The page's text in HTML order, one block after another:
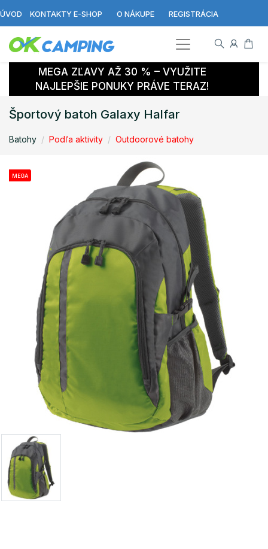
ÚVOD KONTAKTY E-SHOP O NÁKUPE REGISTRÁCIA
MEGA ZĽAVY AŽ 30 % – VYUŽITE
NAJLEPŠIE PONUKY PRÁVE TERAZ!
Športový batoh Galaxy Halfar
Batohy Podľa aktivity Outdoorové batohy
MEGA